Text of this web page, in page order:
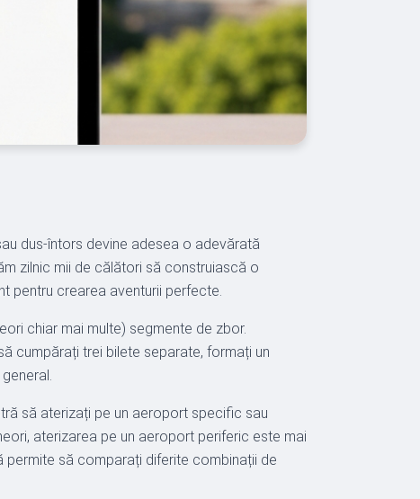
dus-întors devine adesea o adevărată
zilnic mii de călători să construiască o
pentru crearea aventurii perfecte.
chiar mai multe) segmente de zbor.
cumpărați trei bilete separate, formați un
să aterizați pe un aeroport specific sau
aterizarea pe un aeroport periferic este mai
permite să comparați diferite combinații de